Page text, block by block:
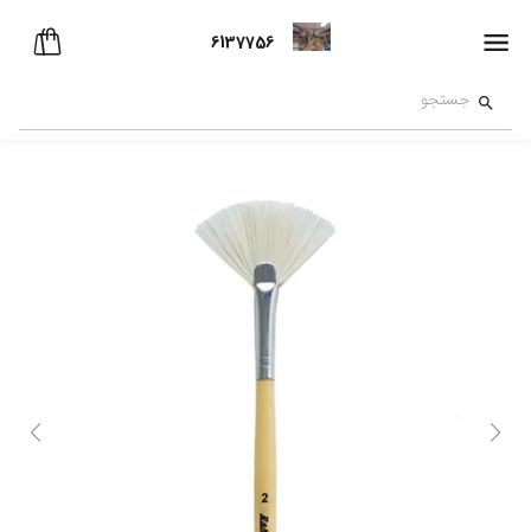
6137756